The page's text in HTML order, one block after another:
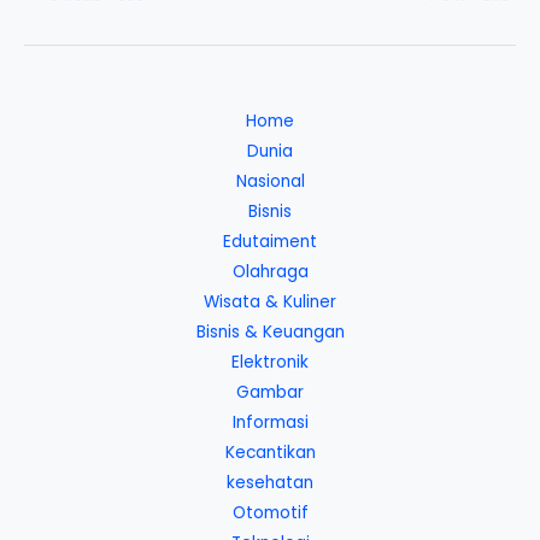
Home
Dunia
Nasional
Bisnis
Edutaiment
Olahraga
Wisata & Kuliner
Bisnis & Keuangan
Elektronik
Gambar
Informasi
Kecantikan
kesehatan
Otomotif